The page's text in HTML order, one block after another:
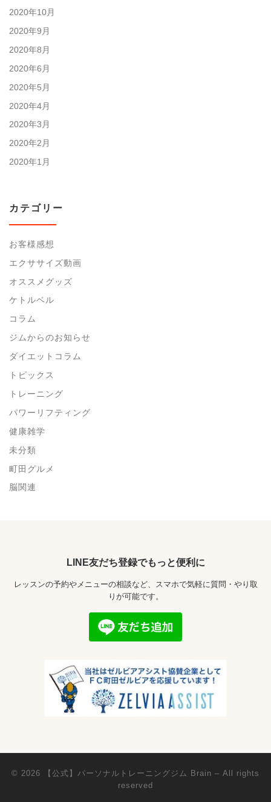
2020年10月
2020年9月
2020年8月
2020年6月
2020年5月
2020年4月
2020年3月
2020年2月
2020年1月
カテゴリー
お客様感想
エクササイズ動画
オススメグッズ
ケトルベル
コラム
ジムからのお知らせ
ダイエットコラム
トピックス
トレーニング
パワーリフティング
健康雑学
未分類
町田グルメ
脳関連
LINE友だち登録でもっと便利に
レッスンの予約やメニューの相談など、スマホで気軽に質問・やり取
りが可能です。
© 2026 【公式】パーソナルトレーニングジム Brain – All rights
reserved